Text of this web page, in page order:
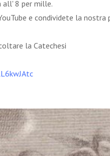
all' 8 per mille.
e condividete la
la Catechesi